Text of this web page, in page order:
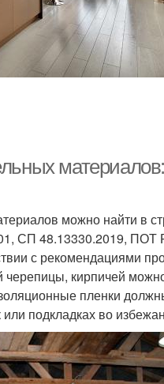
можно найти в
СП 48.13330.2019, ПОТ
с рекомендациями
кирпичей
пленки
подкладках во